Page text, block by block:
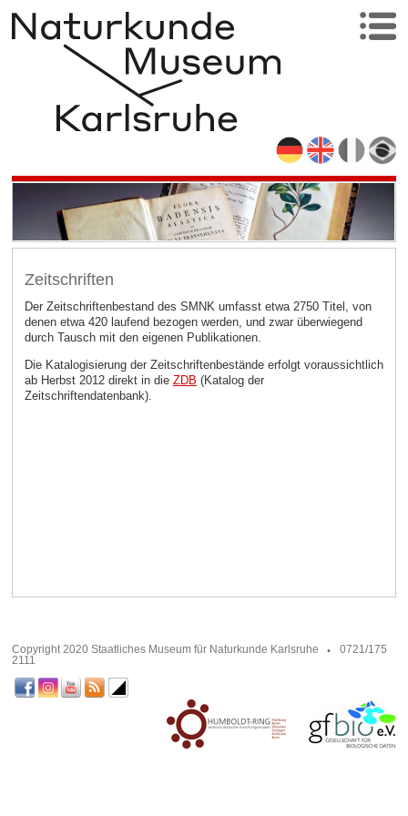
Zeitschriften
Der Zeitschriftenbestand des SMNK umfasst etwa 2750 Titel, von
denen etwa 420 laufend bezogen werden, und zwar überwiegend
durch Tausch mit den eigenen Publikationen.
Die Katalogisierung der Zeitschriftenbestände erfolgt voraussichtlich
ab Herbst 2012 direkt in die ZDB (Katalog der
Zeitschriftendatenbank).
Copyright 2020 Staatliches Museum für Naturkunde Karlsruhe
0721/175
2111